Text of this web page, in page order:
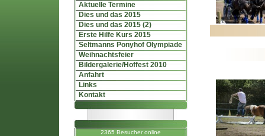
Aktuelle Termine
Dies und das 2015
Dies und das 2015 (2)
Erste Hilfe Kurs 2015
Seltmanns Ponyhof Olympiade
Weihnachtsfeier
Bildergalerie/Hoffest 2010
Anfahrt
Links
Kontakt
2365 Besucher online